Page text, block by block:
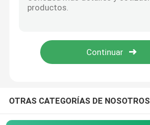
Defensas de goma del cono
Tipo defensas de D
OTRAS CATEGORÍAS DE NOSOTROS